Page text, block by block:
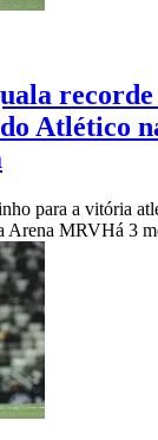
Atlético
para a vitória
Arena MRVHá 3